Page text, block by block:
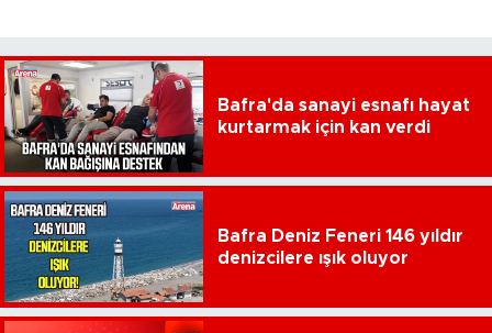
Bafra'da sanayi esnafı hayat
kurtarmak için kan verdi
Bafra Deniz Feneri 146 yıldır
denizcilere ışık oluyor